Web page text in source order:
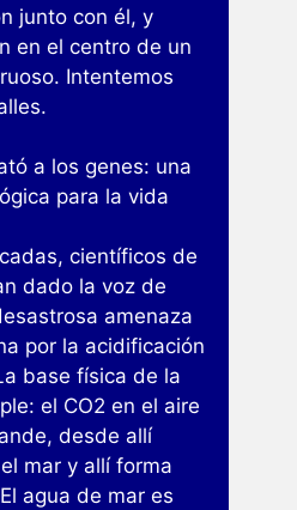
junto con él, y
en el centro de un
Intentemos
a los genes: una
para la vida
científicos de
dado la voz de
amenaza
por la acidificación
base física de la
el CO2 en el aire
desde allí
mar y allí forma
agua de mar es